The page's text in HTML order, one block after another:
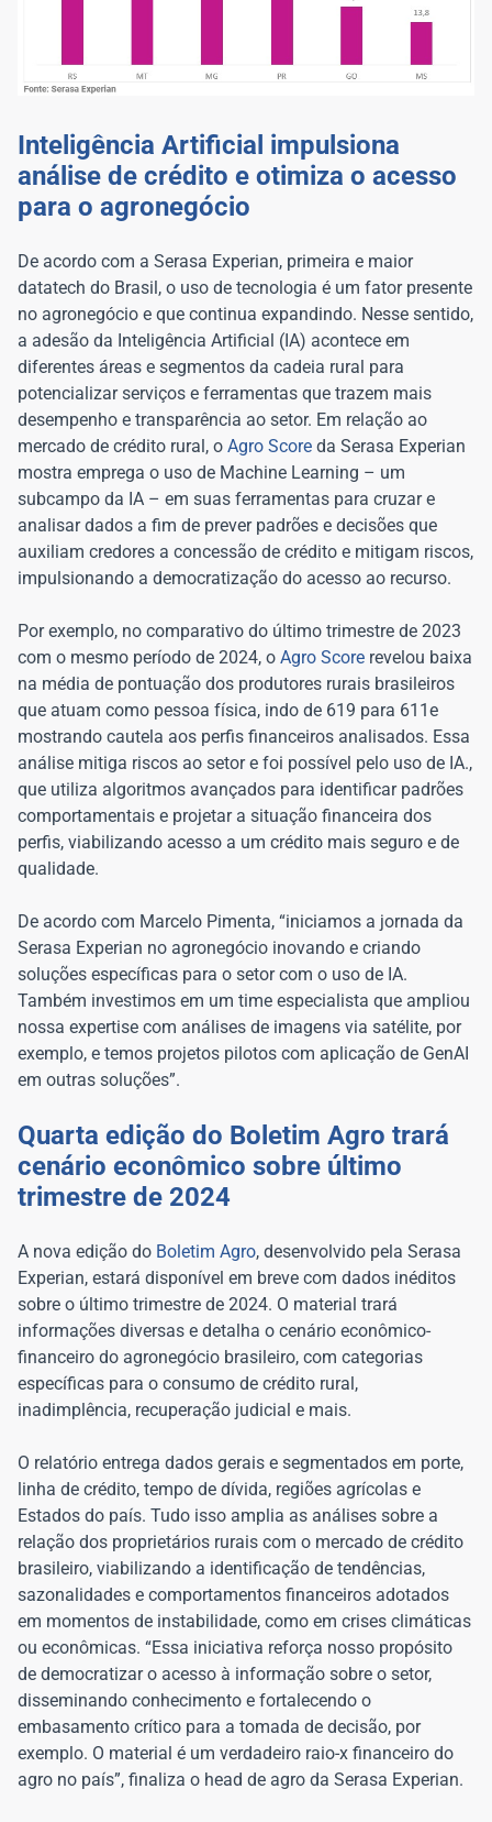
Inteligência Artificial impulsiona
análise de crédito e otimiza o acesso
para o agronegócio
De acordo com a Serasa Experian, primeira e maior
datatech do Brasil, o uso de tecnologia é um fator presente
no agronegócio e que continua expandindo. Nesse sentido,
a adesão da Inteligência Artificial (IA) acontece em
diferentes áreas e segmentos da cadeia rural para
potencializar serviços e ferramentas que trazem mais
desempenho e transparência ao setor. Em relação ao
mercado de crédito rural, o Agro Score da Serasa Experian
mostra emprega o uso de Machine Learning – um
subcampo da IA – em suas ferramentas para cruzar e
analisar dados a fim de prever padrões e decisões que
auxiliam credores a concessão de crédito e mitigam riscos,
impulsionando a democratização do acesso ao recurso.
Por exemplo, no comparativo do último trimestre de 2023
com o mesmo período de 2024, o Agro Score revelou baixa
na média de pontuação dos produtores rurais brasileiros
que atuam como pessoa física, indo de 619 para 611e
mostrando cautela aos perfis financeiros analisados. Essa
análise mitiga riscos ao setor e foi possível pelo uso de IA.,
que utiliza algoritmos avançados para identificar padrões
comportamentais e projetar a situação financeira dos
perfis, viabilizando acesso a um crédito mais seguro e de
qualidade.
De acordo com Marcelo Pimenta, “iniciamos a jornada da
Serasa Experian no agronegócio inovando e criando
soluções específicas para o setor com o uso de IA.
Também investimos em um time especialista que ampliou
nossa expertise com análises de imagens via satélite, por
exemplo, e temos projetos pilotos com aplicação de GenAI
em outras soluções”.
Quarta edição do Boletim Agro trará
cenário econômico sobre último
trimestre de 2024
A nova edição do Boletim Agro, desenvolvido pela Serasa
Experian, estará disponível em breve com dados inéditos
sobre o último trimestre de 2024. O material trará
informações diversas e detalha o cenário econômico-
financeiro do agronegócio brasileiro, com categorias
específicas para o consumo de crédito rural,
inadimplência, recuperação judicial e mais.
O relatório entrega dados gerais e segmentados em porte,
linha de crédito, tempo de dívida, regiões agrícolas e
Estados do país. Tudo isso amplia as análises sobre a
relação dos proprietários rurais com o mercado de crédito
brasileiro, viabilizando a identificação de tendências,
sazonalidades e comportamentos financeiros adotados
em momentos de instabilidade, como em crises climáticas
ou econômicas. “Essa iniciativa reforça nosso propósito
de democratizar o acesso à informação sobre o setor,
disseminando conhecimento e fortalecendo o
embasamento crítico para a tomada de decisão, por
exemplo. O material é um verdadeiro raio-x financeiro do
agro no país”, finaliza o head de agro da Serasa Experian.